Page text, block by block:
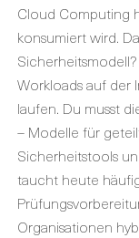
Cloud Computing
konsumiert wird.
Workloads auf der
laufen. Du musst
– Modelle für
Sicherheitstools
taucht heute
Organisationen